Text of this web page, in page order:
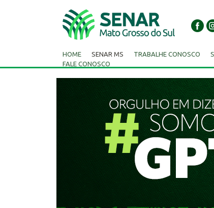
HOME SENAR MS TRABALHE CONOSCO
FALE CONOSCO